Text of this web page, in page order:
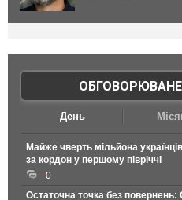
ОБГОВОРЮВАНЕ
День
Майже чверть мільйона
за кордон у першому півріччі
0
Остаточна точка без повернень: